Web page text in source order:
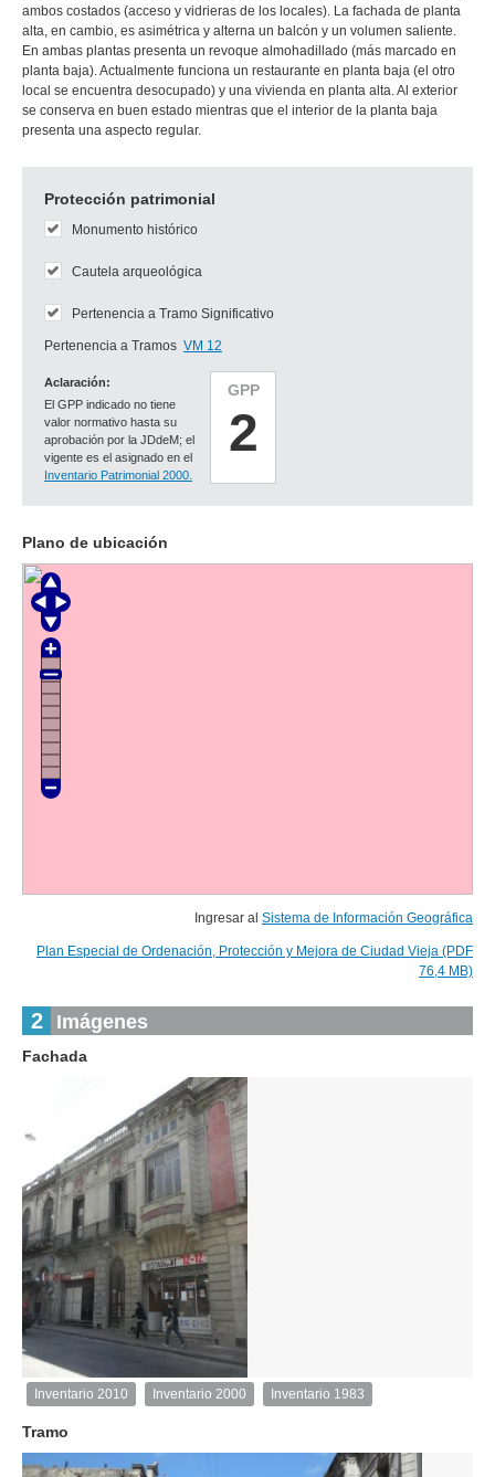
ambos costados (acceso y vidrieras de los locales). La fachada de planta
alta, en cambio, es asimétrica y alterna un balcón y un volumen saliente.
En ambas plantas presenta un revoque almohadillado (más marcado en
planta baja). Actualmente funciona un restaurante en planta baja (el otro
local se encuentra desocupado) y una vivienda en planta alta. Al exterior
se conserva en buen estado mientras que el interior de la planta baja
presenta una aspecto regular.
Protección patrimonial
GPP
2
Aclaración:
El GPP indicado no tiene
valor normativo hasta su
aprobación por la JDdeM; el
vigente es el asignado en el
Inventario Patrimonial 2000.
Monumento histórico
Cautela arqueológica
Pertenencia a Tramo Significativo
Pertenencia a Tramos VM 12
Plano de ubicación
Ingresar al Sistema de Información Geográfica
Plan Especial de Ordenación, Protección y Mejora de Ciudad Vieja (PDF
76,4 MB)
2 Imágenes
Fachada
Inventario
2010
Descargar
Inventario 2010
1de1
Inventario 2000
Inventario 1983
Tramo